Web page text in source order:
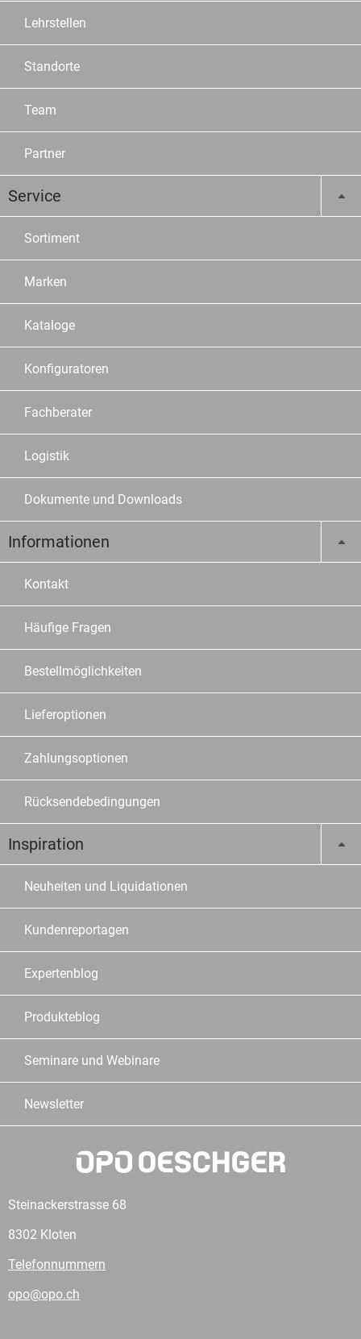
Lehrstellen
Standorte
Team
Partner
Service
Sortiment
Marken
Kataloge
Konfiguratoren
Fachberater
Logistik
Dokumente und Downloads
Informationen
Kontakt
Häufige Fragen
Bestellmöglichkeiten
Lieferoptionen
Zahlungsoptionen
Rücksendebedingungen
Inspiration
Neuheiten und Liquidationen
Kundenreportagen
Expertenblog
Produkteblog
Seminare und Webinare
Newsletter
Steinackerstrasse 68
8302 Kloten
Telefonnummern
opo@opo.ch